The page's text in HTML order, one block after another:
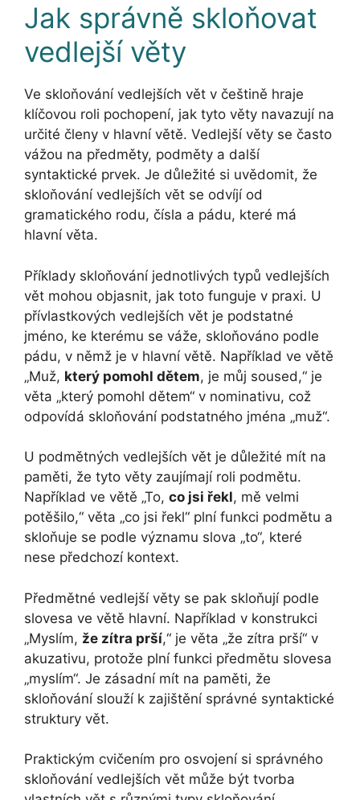
Jak správně skloňovat
vedlejší věty
Ve skloňování vedlejších vět v češtině hraje
klíčovou roli pochopení, jak tyto věty navazují na
určité členy v hlavní větě. Vedlejší věty se často
vážou na předměty, podměty a další
syntaktické prvek. Je důležité si uvědomit, že
skloňování vedlejších vět se odvíjí od
gramatického rodu, čísla a pádu, které má
hlavní věta.
Příklady skloňování jednotlivých typů vedlejších
vět mohou objasnit, jak toto funguje v praxi. U
přívlastkových vedlejších vět je podstatné
jméno, ke kterému se váže, skloňováno podle
pádu, v němž je v hlavní větě. Například ve větě
„Muž, který pomohl dětem, je můj soused,“ je
věta „který pomohl dětem“ v nominativu, což
odpovídá skloňování podstatného jména „muž“.
U podmětných vedlejších vět je důležité mít na
paměti, že tyto věty zaujímají roli podmětu.
Například ve větě „To, co jsi řekl, mě velmi
potěšilo,“ věta „co jsi řekl“ plní funkci podmětu a
skloňuje se podle významu slova „to“, které
nese předchozí kontext.
Předmětné vedlejší věty se pak skloňují podle
slovesa ve větě hlavní. Například v konstrukci
„Myslím, že zítra prší,“ je věta „že zítra prší“ v
akuzativu, protože plní funkci předmětu slovesa
„myslím“. Je zásadní mít na paměti, že
skloňování slouží k zajištění správné syntaktické
struktury vět.
Praktickým cvičením pro osvojení si správného
skloňování vedlejších vět může být tvorba